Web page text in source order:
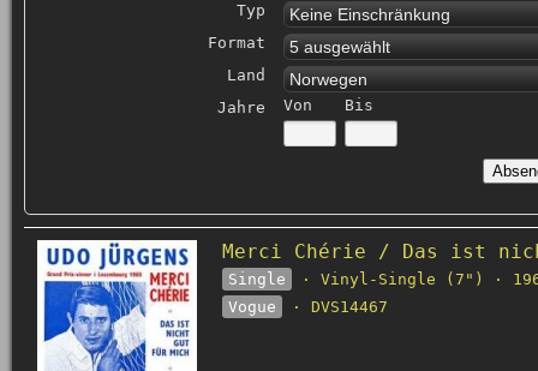
Typ Keine Einschränkung
Format 5 ausgewählt
Land Norwegen
Jahre Von Bis
Merci Chérie / Das ist
Single
· Vinyl-Single (7") ·
Vogue
· DVS14467